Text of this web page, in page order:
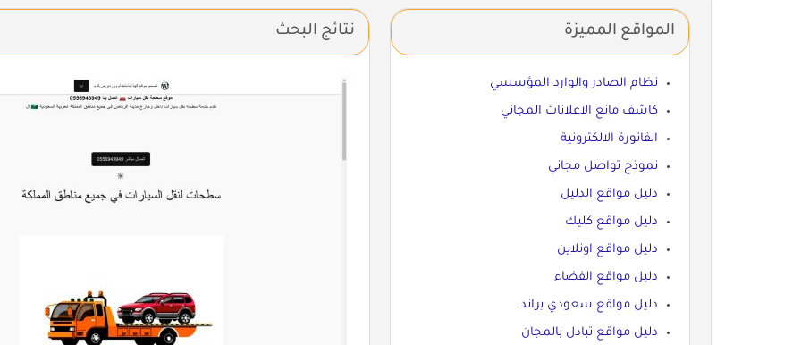
نتائج البحث المواقع المميزة
نظام الصادر والوارد المؤسسي
كاشف مانع الاعلانات المجاني
الفاتورة الالكترونية
نموذج تواصل مجاني
دليل مواقع الدليل
دليل مواقع كليك
دليل مواقع اونلاين
دليل مواقع الفضاء
دليل مواقع سعودي براند
دليل مواقع تبادل بالمجان